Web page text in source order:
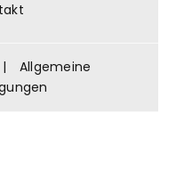
|
Allgemeine